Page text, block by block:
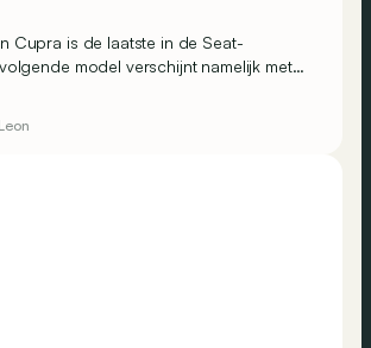
Cupra is de laatste in de Seat-
model verschijnt namelijk met
Leon